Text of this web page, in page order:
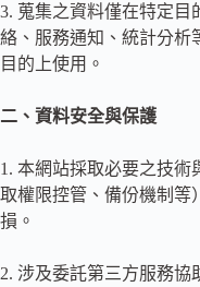
3. 蒐集之資料僅在特定目
絡、服務通知、統計分析
目的上使用。
二、資料安全與保護
1. 本網站採取必要之技
取權限控管、備份機制等
損。
2. 涉及委託第三方服務